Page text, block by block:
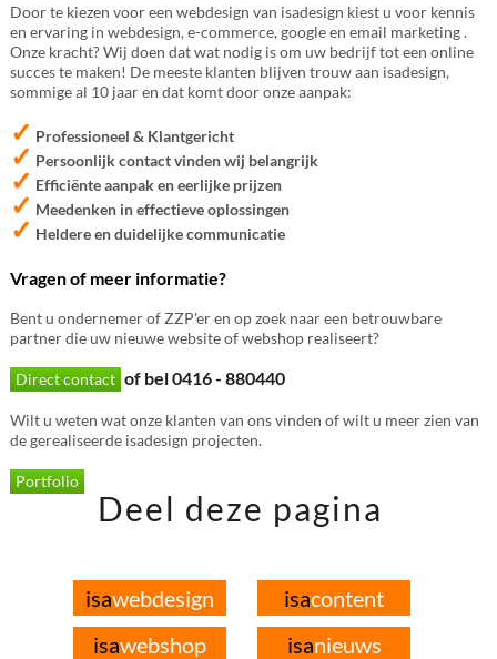
Door te kiezen voor een webdesign van isadesign kiest u voor kennis
en ervaring in webdesign, e-commerce, google en email marketing .
Onze kracht? Wij doen dat wat nodig is om uw bedrijf tot een online
succes te maken! De meeste klanten blijven trouw aan isadesign,
sommige al 10 jaar en dat komt door onze aanpak:
✓ Professioneel & Klantgericht
✓ Persoonlijk contact vinden wij belangrijk
✓ Efficiënte aanpak en eerlijke prijzen
✓ Meedenken in effectieve oplossingen
✓ Heldere en duidelijke communicatie
Vragen of meer informatie?
Bent u ondernemer of ZZP'er en op zoek naar een betrouwbare
partner die uw nieuwe website of webshop realiseert?
Direct contact of bel 0416 - 880440
Wilt u weten wat onze klanten van ons vinden of wilt u meer zien van
de gerealiseerde isadesign projecten.
Portfolio
Deel deze pagina
isawebdesign isacontent
isawebshop isanieuws